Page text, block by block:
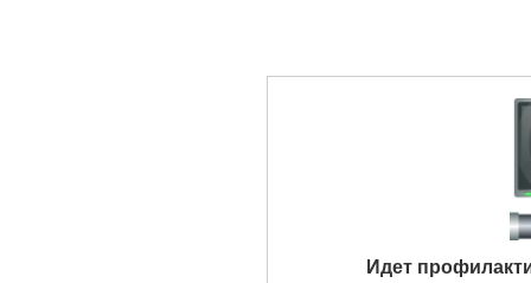
Идет